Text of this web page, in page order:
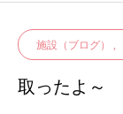
施設（ブログ）
取ったよ～